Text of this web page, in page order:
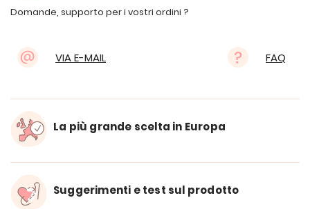
Domande, supporto per i vostri ordini ?
VIA E-MAIL FAQ
La più grande scelta in Europa
Suggerimenti e test sul prodotto